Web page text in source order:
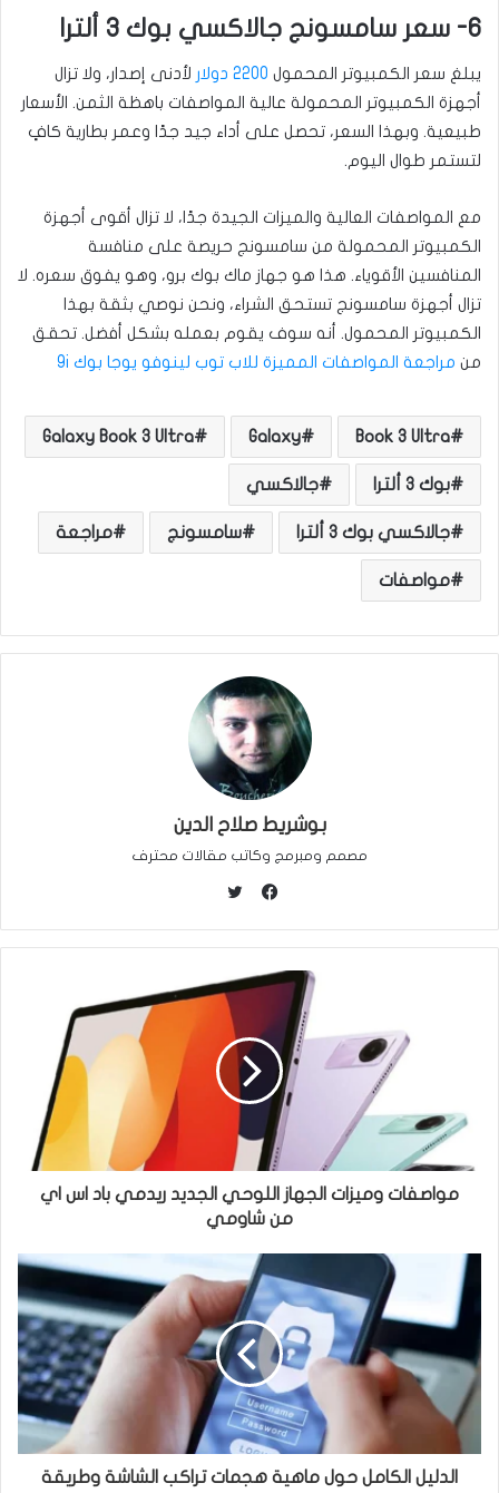
6- سعر سامسونج جالاكسي بوك 3 ألترا
يبلغ سعر الكمبيوتر المحمول
لأدنى إصدار، ولا تزال
أجهزة الكمبيوتر المحمولة عالية المواصفات باهظة الثمن. الأسعار
طبيعية. وبهذا السعر، تحصل على أداء جيد جدًا وعمر بطارية كافٍ
لتستمر طوال اليوم.
مع المواصفات العالية والميزات الجيدة جدًا، لا تزال أقوى أجهزة
الكمبيوتر المحمولة من سامسونج حريصة على منافسة
المنافسين الأقوياء. هذا هو جهاز ماك بوك برو، وهو يفوق سعره. لا
تزال أجهزة سامسونج تستحق الشراء، ونحن نوصي بثقة بهذا
الكمبيوتر المحمول. أنه سوف يقوم بعمله بشكل أفضل. تحقق
من مراجعة المواصفات المميزة للاب توب لينوفو يوجا بوك 9i
Book 3 Ultra
Galaxy
Galaxy Book 3 Ultra
بوك 3 ألترا جالاكسي
جالاكسي بوك 3 ألترا سامسونج مراجعة
مواصفات
بوشريط صلاح الدين
مصمم ومبرمج وكاتب مقالات محترف
ي
س
ك
ي
ر
مواصفات وميزات الجهاز اللوحي الجديد ريدمي باد اس اي
من شاومي
الدليل الكامل حول ماهية هجمات تراكب الشاشة وطريقة